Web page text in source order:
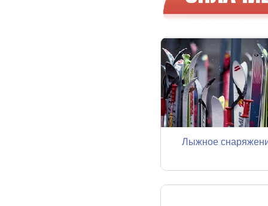
Лыжное